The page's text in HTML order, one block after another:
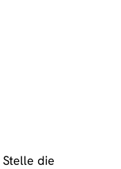
Stelle die